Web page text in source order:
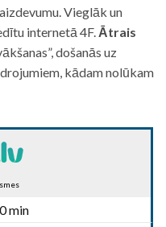
Vieglāk un
internetā 4F. Ātrais
došanās uz
kādam nolūkam
min